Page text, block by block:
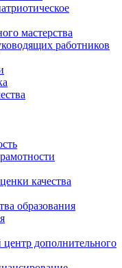
мастерства
работников
качества
образования
дополнительного